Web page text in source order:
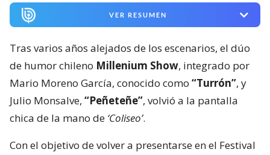
VER RESUMEN
Tras varios años alejados de los escenarios, el dúo
de humor chileno Millenium Show, integrado por
Mario Moreno García, conocido como “Turrón”, y
Julio Monsalve, “Peñeteñe”, volvió a la pantalla
chica de la mano de ‘Coliseo’.
Con el objetivo de volver a presentarse en el Festival